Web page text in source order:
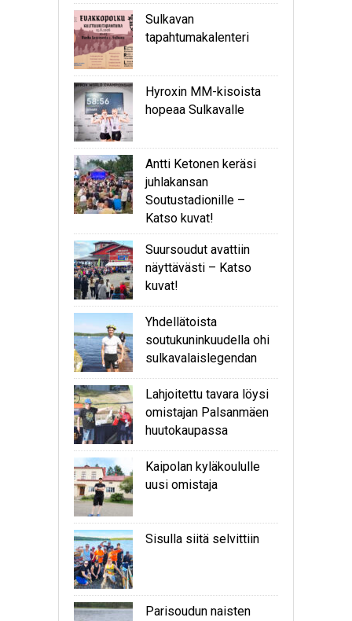
Sulkavan
tapahtumakalenteri
Hyroxin MM-kisoista
hopeaa Sulkavalle
Antti Ketonen keräsi
juhlakansan
Soutustadionille –
Katso kuvat!
Suursoudut avattiin
näyttävästi – Katso
kuvat!
Yhdellätoista
soutukuninkuudella ohi
sulkavalaislegendan
Lahjoitettu tavara löysi
omistajan Palsanmäen
huutokaupassa
Kaipolan kyläkoululle
uusi omistaja
Sisulla siitä selvittiin
Parisoudun naisten